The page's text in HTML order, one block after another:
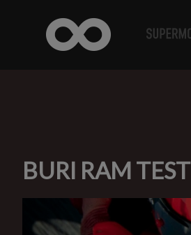
BURI RAM TEST